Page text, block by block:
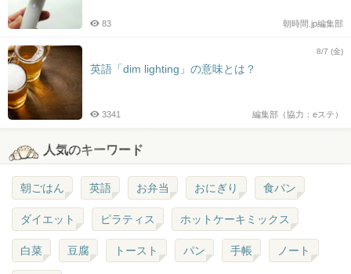
朝時間.jp編集部
83
8/7 (金)
英語「dim lighting」の意味とは？
編集部（協力：eステ）
3341
人気のキーワード
朝ごはん 英語 お弁当 おにぎり 食パン
ダイエット ピラティス ホットケーキミックス
白菜 豆腐 トースト パン 手帳 ノート